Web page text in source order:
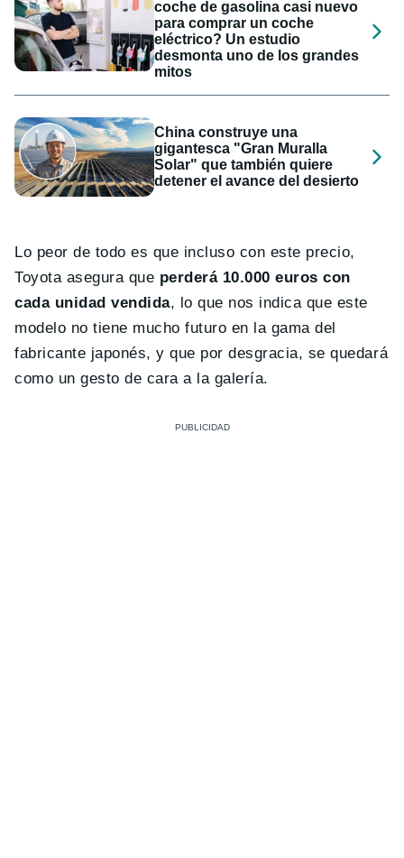
coche de gasolina casi nuevo
para comprar un coche
eléctrico? Un estudio
desmonta uno de los grandes
mitos
China construye una
gigantesca "Gran Muralla
Solar" que también quiere
detener el avance del desierto
Lo peor de todo es que incluso con este precio,
Toyota asegura que perderá 10.000 euros con
cada unidad vendida, lo que nos indica que este
modelo no tiene mucho futuro en la gama del
fabricante japonés, y que por desgracia, se quedará
como un gesto de cara a la galería.